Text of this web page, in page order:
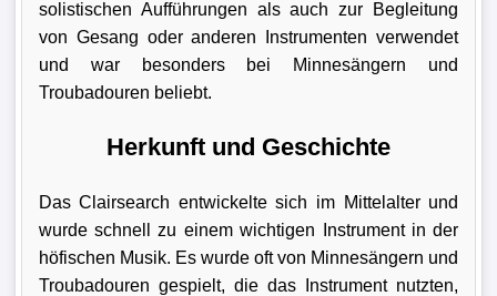
solistischen Aufführungen als auch zur Begleitung
von Gesang oder anderen Instrumenten verwendet
und war besonders bei Minnesängern und
Troubadouren beliebt.
Herkunft und Geschichte
Das Clairsearch entwickelte sich im Mittelalter und
wurde schnell zu einem wichtigen Instrument in der
höfischen Musik. Es wurde oft von Minnesängern und
Troubadouren gespielt, die das Instrument nutzten,